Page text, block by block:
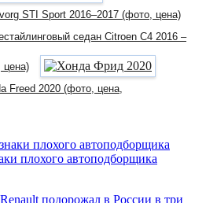
STI Sport 2016–2017 (фото, цена)
седан Citroen C4 2016 –
цена)
Freed 2020 (фото, цена,
плохого автоподборщика